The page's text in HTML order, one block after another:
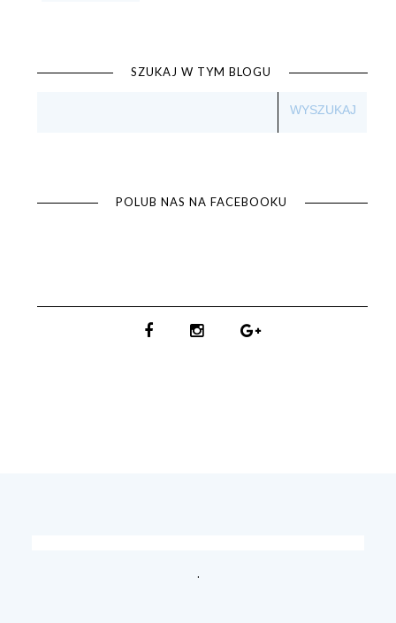
SZUKAJ W TYM BLOGU
POLUB NAS NA FACEBOOKU
.